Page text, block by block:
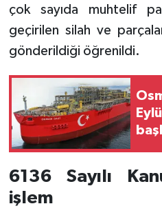
çok sayıda muhtelif
geçirilen silah ve
gönderildiği öğrenildi.
6136 Sayılı
işlem